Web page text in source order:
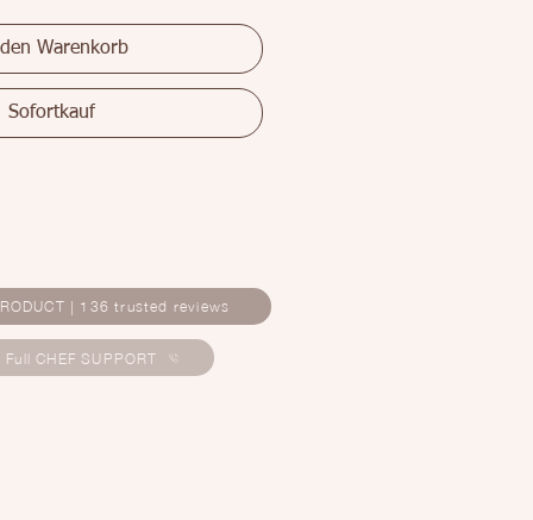
Warenkorb
Sofortkauf
| 136 trusted reviews
CHEF SUPPORT